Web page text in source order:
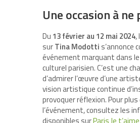
Une occasion à
Du 13 février au 12 mai 2024,
surTina Modotti s’annonce
événement marquant dans
culturel parisien. C’est une
d’admirer l’œuvre d’une
vision artistique continue
provoquer réflexion. Pour
l’événement, consultez les
disponibles surParis Je t’aime